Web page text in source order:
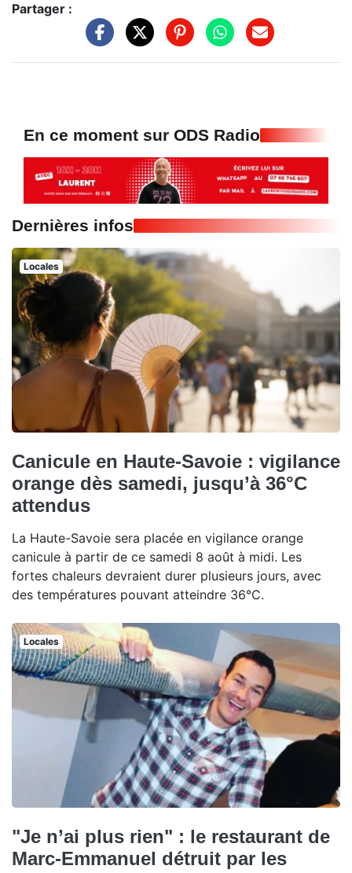
Partager :
En ce moment sur ODS Radio
Dernières infos
Locales
Canicule en Haute-Savoie : vigilance
orange dès samedi, jusqu’à 36°C
attendus
La Haute-Savoie sera placée en vigilance orange
canicule à partir de ce samedi 8 août à midi. Les
fortes chaleurs devraient durer plusieurs jours, avec
des températures pouvant atteindre 36°C.
Locales
"Je n’ai plus rien" : le restaurant de
Marc-Emmanuel détruit par les